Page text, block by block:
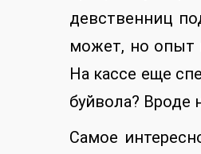
девственниц
может, но опыт
На кассе еще
буйвола? Вроде
Самое